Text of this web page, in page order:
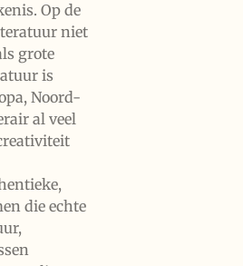
Op de
niet
grote
is
Noord-
al veel
die echte